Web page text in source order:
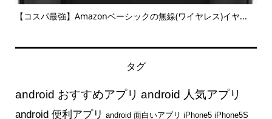
【月３,000円は可能？】アンケートモニターで稼ぐ６つの攻
android おすすめアプリ